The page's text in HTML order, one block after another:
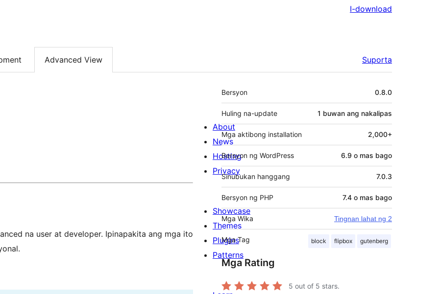
I-download
Advanced View Suporta
na user at developer. Ipinapakita ang mga ito
Meta
Bersyon 0.8.0
Huling na-update 1 buwan ang nakalipas
Mga aktibong installation 2,000+
Bersyon ng WordPress 6.9 o mas bago
Sinubukan hanggang 7.0.3
Bersyon ng PHP 7.4 o mas bago
Mga Wika Tingnan lahat ng 2
Mga Tag block flipbox gutenberg
Mga Rating
5 out of 5 stars.
About
News
Hosting
Privacy
Showcase
Themes
Plugins
Patterns